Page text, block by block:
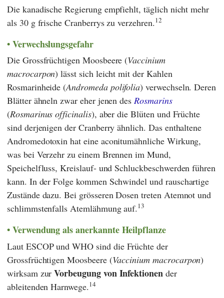
Die kanadische Regierung empfiehlt, täglich nicht mehr
als 30 g frische Cranberrys zu verzehren.12
Verwechslungsgefahr
Die Grossfrüchtigen Moosbeere (Vaccinium
macrocarpon) lässt sich leicht mit der Kahlen
Rosmarinheide (Andromeda polifolia) verwechseln. Deren
Blätter ähneln zwar eher jenen desRosmarins
(Rosmarinus officinalis), aber die Blüten und Früchte
sind derjenigen der Cranberry ähnlich. Das enthaltene
Andromedotoxin hat eine aconitumähnliche Wirkung,
was bei Verzehr zu einem Brennen im Mund,
Speichelfluss, Kreislauf- und Schluckbeschwerden führen
kann. In der Folge kommen Schwindel und rauschartige
Zustände dazu. Bei grösseren Dosen treten Atemnot und
schlimmstenfalls Atemlähmung auf.13
Verwendung als anerkannte Heilpflanze
Laut ESCOPundWHO sind die Früchte der
Grossfrüchtigen Moosbeere (Vaccinium macrocarpon)
wirksam zurVorbeugung von Infektionen der
ableitenden Harnwege.14